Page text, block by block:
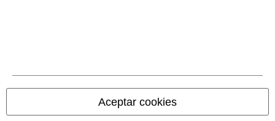
Aceptar cookies
Todos los precios incluyen el IVA pero no losgastos de transporte